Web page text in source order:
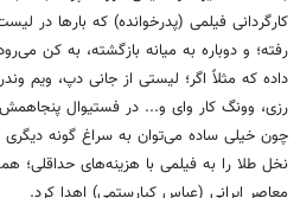
رفته؛ و دوباره به میانه بازگشته، به کن
داده که مثلاً اگر؛ لیستی از جانی دپ، ویم
رزی، وونگ کار وای و... در فستیوال
چون خیلی ساده می‌توان به سراغ گونه
نخل طلا را به فیلمی با هزینه‌های حداقلی؛